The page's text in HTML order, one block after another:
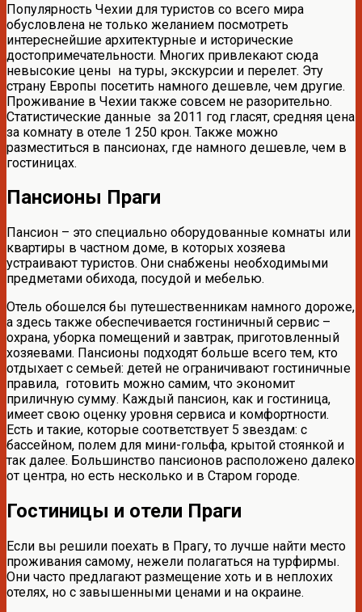
Популярность Чехии для туристов со всего мира
обусловлена не только желанием посмотреть
интереснейшие архитектурные и исторические
достопримечательности. Многих привлекают сюда
невысокие цены на туры, экскурсии и перелет. Эту
страну Европы посетить намного дешевле, чем другие.
Проживание в Чехии также совсем не разорительно.
Статистические данные за 2011 год гласят, средняя цена
за комнату в отеле 1 250 крон. Также можно
разместиться в пансионах, где намного дешевле, чем в
гостиницах.
Пансионы Праги
Пансион – это специально оборудованные комнаты или
квартиры в частном доме, в которых хозяева
устраивают туристов. Они снабжены необходимыми
предметами обихода, посудой и мебелью.
Отель обошелся бы путешественникам намного дороже,
а здесь также обеспечивается гостиничный сервис –
охрана, уборка помещений и завтрак, приготовленный
хозяевами. Пансионы подходят больше всего тем, кто
отдыхает с семьей: детей не ограничивают гостиничные
правила, готовить можно самим, что экономит
приличную сумму. Каждый пансион, как и гостиница,
имеет свою оценку уровня сервиса и комфортности.
Есть и такие, которые соответствует 5 звездам: с
бассейном, полем для мини-гольфа, крытой стоянкой и
так далее. Большинство пансионов расположено далеко
от центра, но есть несколько и в Старом городе.
Гостиницы и отели Праги
Если вы решили поехать в Прагу, то лучше найти место
проживания самому, нежели полагаться на турфирмы.
Они часто предлагают размещение хоть и в неплохих
отелях, но с завышенными ценами и на окраине.